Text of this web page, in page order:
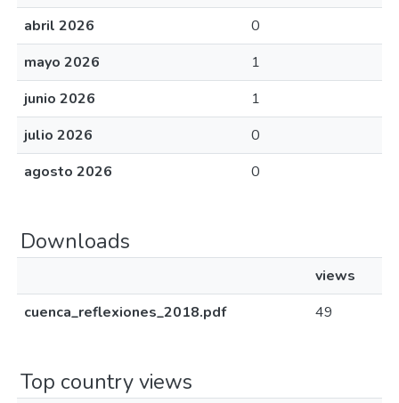
abril 2026
0
mayo 2026
1
junio 2026
1
julio 2026
0
agosto 2026
0
Downloads
views
cuenca_reflexiones_2018.pdf
49
Top country views